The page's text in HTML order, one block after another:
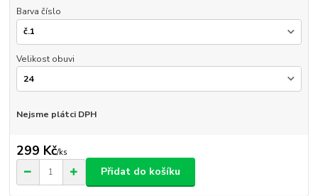
Barva číslo
Velikost obuvi
Nejsme plátci DPH
299 Kč/ks
Přidat do košíku